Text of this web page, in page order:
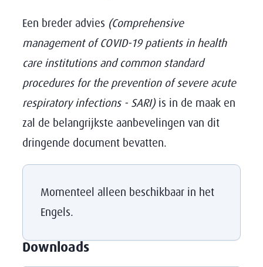
Een breder advies (Comprehensive
management of COVID-19 patients in health
care institutions and common standard
procedures for the prevention of severe acute
respiratory infections - SARI) is in de maak en
zal de belangrijkste aanbevelingen van dit
dringende document bevatten.
Momenteel alleen beschikbaar in het
Engels.
Downloads